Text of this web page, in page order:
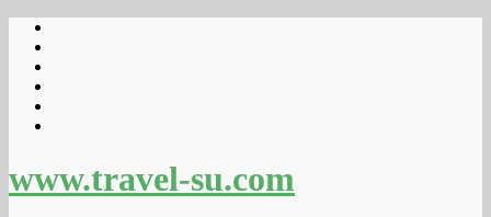
www.travel-su.com